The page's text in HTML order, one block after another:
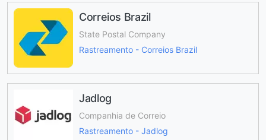
Correios Brazil
State Postal Company
Rastreamento - Correios Brazil
Jadlog
Companhia de Correio
Rastreamento - Jadlog